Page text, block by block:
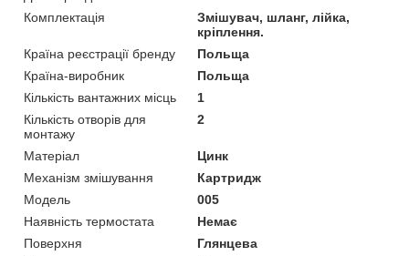
Комплектація
Змішувач, шланг, лійка,
кріплення.
Країна реєстрації бренду
Польща
Країна-виробник
Польща
Кількість вантажних місць
1
Кількість отворів для
монтажу
2
Матеріал
Цинк
Механізм змішування
Картридж
Мoдель
005
Наявність термостата
Немає
Поверхня
Глянцева